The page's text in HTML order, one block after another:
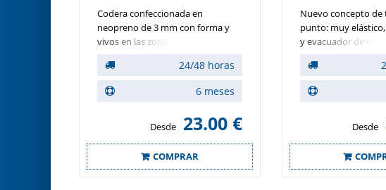
Codera confeccionada en
neopreno de 3 mm con forma y
vivos en las zonas distales para
evitar la migración de la codera.
24/48 horas
6 meses
Desde 23.00 €
COMPRAR
Nuevo concepto de
punto: muy
y evacuador de la
asegurar una
en la región del
punto anatómico
agradable y con
viscoelásticas con
presión y posicionar
manera segura. Los
Desde